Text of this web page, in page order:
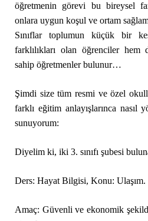
öğretmenin görevi bu bireysel
onlara uygun koşul ve ortam
Sınıflar toplumun küçük bir
farklılıkları olan öğrenciler hem
sahip öğretmenler bulunur…
Şimdi size tüm resmi ve özel
farklı eğitim anlayışlarınca nasıl
sunuyorum:
Diyelim ki, iki 3. sınıfı şubesi
Ders: Hayat Bilgisi, Konu: Ulaşım.
Amaç: Güvenli ve ekonomik